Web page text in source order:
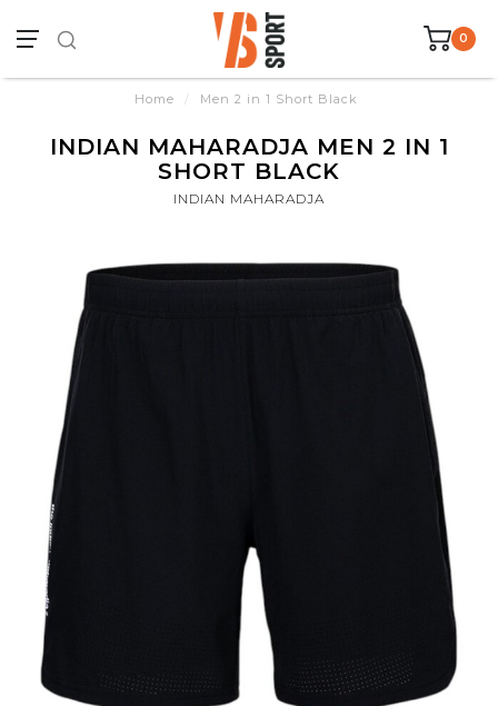
0
Home / Men 2 in 1 Short Black
INDIAN MAHARADJA MEN 2 IN 1
SHORT BLACK
INDIAN MAHARADJA